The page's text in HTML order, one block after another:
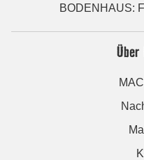
BODENHAUS:
Über